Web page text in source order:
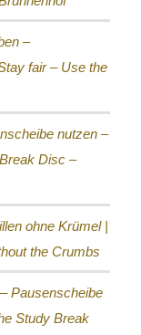
–
fair – Use the
nutzen –
Disc –
ohne Krümel |
the Crumbs
Pausenscheibe
Study Break